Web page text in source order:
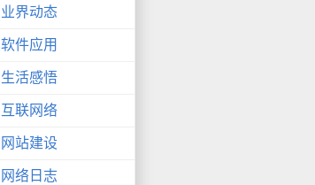
业界动态
软件应用
生活感悟
互联网络
网站建设
网络日志